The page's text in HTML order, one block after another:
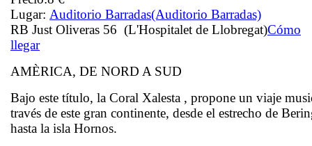
Lugar: Auditorio Barradas(Auditorio Barradas)
RB Just Oliveras 56 (L'Hospitalet de Llobregat)Cómo
llegar
AMÈRICA, DE NORD A SUD
Bajo este título, la Coral Xalesta , propone un viaje
través de este gran continente, desde el estrecho de
hasta la isla Hornos.